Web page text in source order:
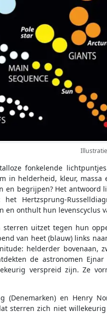
fonkelende
in helderheid, kleur, massa
en begrijpen? Het antwoord
Hertzsprung-
onthult hun levenscyclus
uitzet tegen hun
van heet (blauw) links
helderder bovenaan,
de astronomen
verspreid zijn. Ze
(Denemarken) en Henry
sterren zich niet